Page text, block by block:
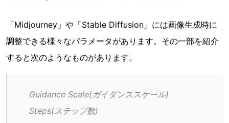
「Midjourney」や「Stable Diffusion」には画像生成時に
調整できる様々なパラメータがあります。その一部を紹介
すると次のようなものがあります。
Guidance Scale(ガイダンススケール)
Steps(ステップ数)